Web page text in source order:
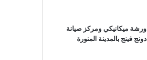
ورشة ميكانيكي ومركز صيانة
دونج فينج بالمدينة المنورة